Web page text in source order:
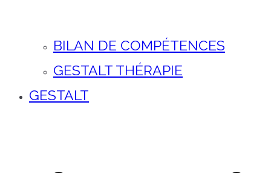
BILAN DE COMPÉTENCES
GESTALT THÉRAPIE
GESTALT